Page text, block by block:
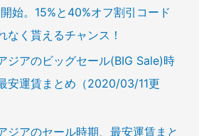
始。15%と40%オフ割引コード
なく貰えるチャンス！
ジアのビッグセール(BIG Sale)時
安運賃まとめ（2020/03/11更
ジアのセール時期、最安運賃まと